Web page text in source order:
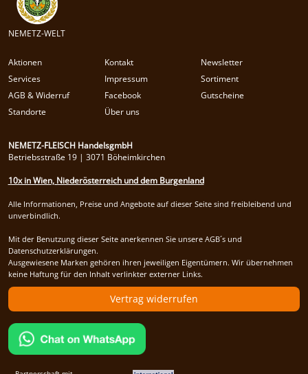
NEMETZ-WELT
Aktionen Kontakt
Newsletter
Services
Impressum
Sortiment
AGB & Widerruf
Facebook
Gutscheine
Standorte
Über uns
NEMETZ-FLEISCH HandelsgmbH
Betriebsstraße 19 | 3071 Böheimkirchen
10x in Wien, Niederösterreich und dem Burgenland
Alle Informationen, Preise und Angebote auf dieser Seite sind freibleibend und
unverbindlich.
Mit der Benutzung dieser Seite anerkennen Sie unsere AGB´s und
Datenschutzerklärungen.
Ausgewiesene Marken gehören ihren jeweiligen Eigentümern. Wir übernehmen
keine Haftung für den Inhalt verlinkter externer Links.
Vertrag widerrufen